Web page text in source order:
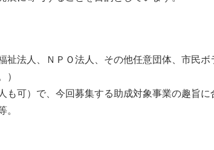
法人、ＮＰＯ法人、その他任意団体、市民ボ
可）で、今回募集する助成対象事業の趣旨に
。